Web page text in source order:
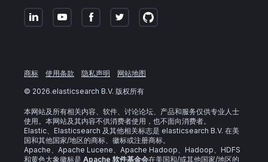
商标 使用条款 隐私声明
网站地图
© 2026.elasticsearch B.V. 版权所有
本网站及所有相关内容、软件、讨论论坛、产品和服务仅供专业人士
使用。本网站及其内容不供消费者使用，也不面向消费者。
Elastic、Elasticsearch 及其他相关标志是 elasticsearch B.V. 在美
国和其他国家/地区的商标、徽标或注册商标。
Apache、Apache Lucene、Apache Hadoop、Hadoop、HDFS
和黄色大象徽标是 Apache 软件基金会在美国和/或其他国家/地区的